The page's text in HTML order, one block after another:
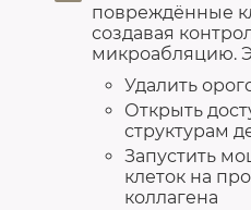
повреждённые
создавая
микроабляцию.
Удалить
Открыть
структурам
Запустить
клеток на
коллагена